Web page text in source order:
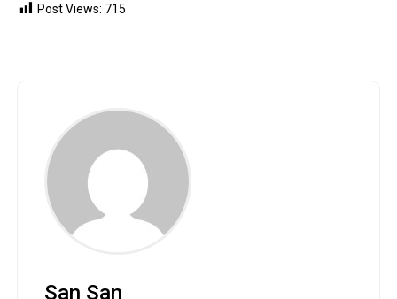
Post Views: 715
San San